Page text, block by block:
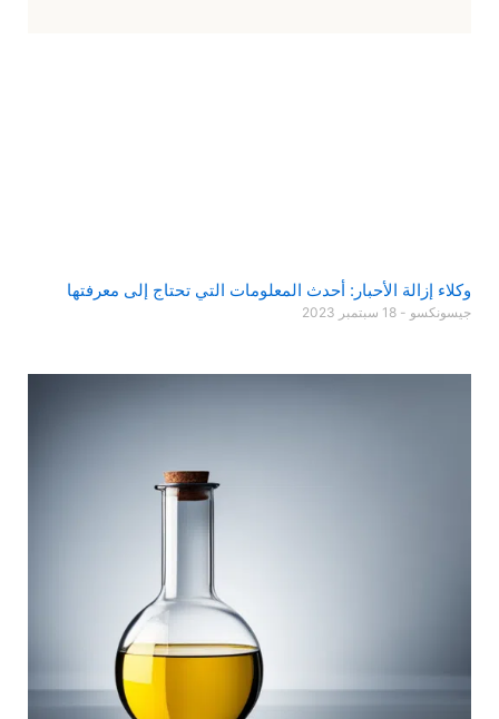
وكلاء إزالة الأحبار: أحدث المعلومات التي تحتاج إلى معرفتها
جيسونكسو